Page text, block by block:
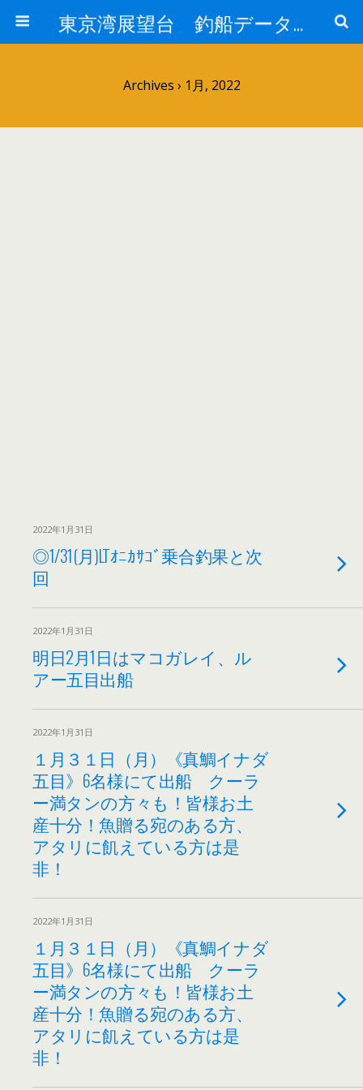
東京湾展望台 釣船データーベース
Archives › 1月, 2022
2022年1月31日
◎1/31(月)LTｵﾆｶｻｺﾞ乗合釣果と次
回
2022年1月31日
明日2月1日はマコガレイ、ル
アー五目出船
2022年1月31日
１月３１日（月）《真鯛イナダ
五目》6名様にて出船 クーラ
ー満タンの方々も！皆様お土
産十分！魚贈る宛のある方、
アタリに飢えている方は是
非！
2022年1月31日
１月３１日（月）《真鯛イナダ
五目》6名様にて出船 クーラ
ー満タンの方々も！皆様お土
産十分！魚贈る宛のある方、
アタリに飢えている方は是
非！